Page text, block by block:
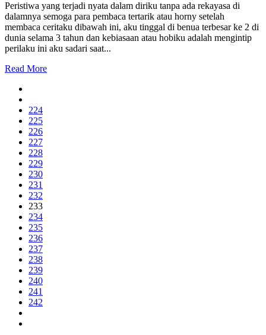
Peristiwa yang terjadi nyata dalam diriku tanpa ada rekayasa di
dalamnya semoga para pembaca tertarik atau horny setelah
membaca ceritaku dibawah ini, aku tinggal di benua terbesar ke 2 di
dunia selama 3 tahun dan kebiasaan atau hobiku adalah mengintip
perilaku ini aku sadari saat...
Read More
224
225
226
227
228
229
230
231
232
233
234
235
236
237
238
239
240
241
242